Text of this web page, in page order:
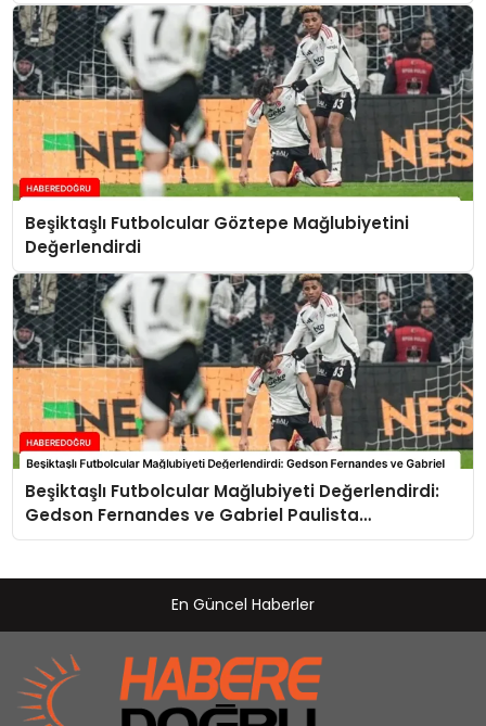
Beşiktaşlı Futbolcular Göztepe Mağlubiyetini
Değerlendirdi
Beşiktaşlı Futbolcular Mağlubiyeti Değerlendirdi:
Gedson Fernandes ve Gabriel Paulista
Açıklamalarda Bulundu
En Güncel Haberler